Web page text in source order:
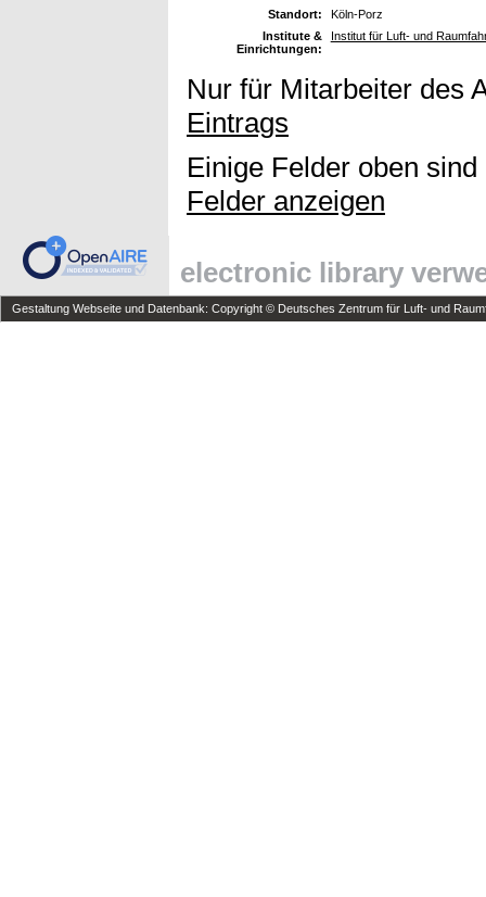
Standort:
Köln-Porz
Institute &
Einrichtungen:
Institut für Luft- und
Nur für Mitarbeiter des
Eintrags
Einige Felder oben
Felder anzeigen
electronic library
Gestaltung Webseite und Datenbank: Copyright © Deutsches Zentrum für Luft- und